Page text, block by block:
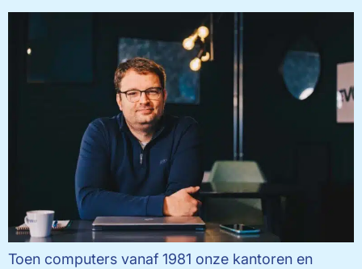
Toen computers vanaf 1981 onze kantoren en